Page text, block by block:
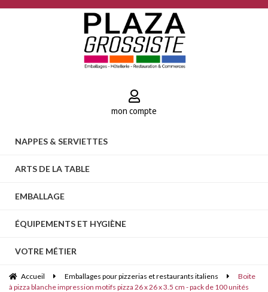
mon compte
NAPPES & SERVIETTES
ARTS DE LA TABLE
EMBALLAGE
ÉQUIPEMENTS ET HYGIÈNE
VOTRE MÉTIER
Accueil Emballages pour pizzerias et restaurants italiens
Boite
à pizza blanche impression motifs pizza 26 x 26 x 3.5 cm - pack de 100 unités